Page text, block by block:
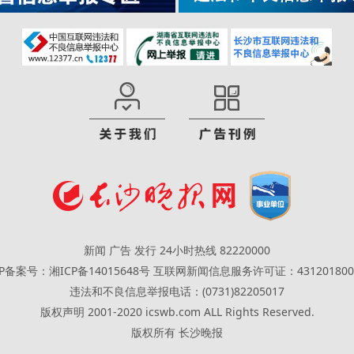
新闻 广告 发行 24小时热线 82220000
备案号：湘ICP备14015648号 互联网新闻信息服务许可证：
违法和不良信息举报电话：(0731)82205017
版权声明 2001-2020 icswb.com ALL Rights Reserved.
版权所有 长沙晚报